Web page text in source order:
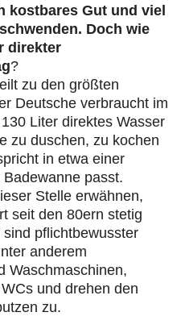
kostbares Gut und viel
Doch wie
direkter
?
zu den größten
Deutsche verbraucht im
Liter direktes Wasser
zu duschen, zu kochen
in etwa einer
passt.
Stelle erwähnen,
seit den 80ern stetig
pflichtbewusster
anderem
Waschmaschinen,
und drehen den
zu.